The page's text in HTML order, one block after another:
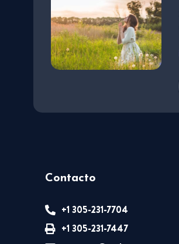
Contacto
+1 305-231-7704
+1 305-231-7447